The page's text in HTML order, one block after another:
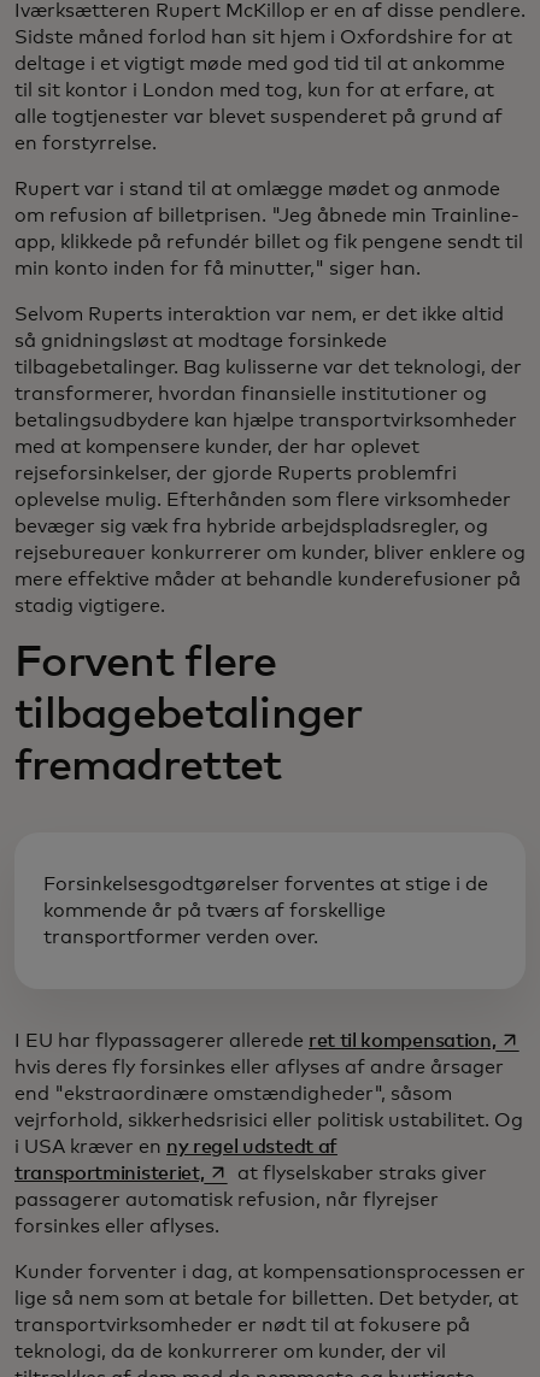
Iværksætteren Rupert McKillop er en af disse pendlere.
Sidste måned forlod han sit hjem i Oxfordshire for at
deltage i et vigtigt møde med god tid til at ankomme
til sit kontor i London med tog, kun for at erfare, at
alle togtjenester var blevet suspenderet på grund af
en forstyrrelse.
Rupert var i stand til at omlægge mødet og anmode
om refusion af billetprisen. "Jeg åbnede min Trainline-
app, klikkede på refundér billet og fik pengene sendt til
min konto inden for få minutter," siger han.
Selvom Ruperts interaktion var nem, er det ikke altid
så gnidningsløst at modtage forsinkede
tilbagebetalinger. Bag kulisserne var det teknologi, der
transformerer, hvordan finansielle institutioner og
betalingsudbydere kan hjælpe transportvirksomheder
med at kompensere kunder, der har oplevet
rejseforsinkelser, der gjorde Ruperts problemfri
oplevelse mulig. Efterhånden som flere virksomheder
bevæger sig væk fra hybride arbejdspladsregler, og
rejsebureauer konkurrerer om kunder, bliver enklere og
mere effektive måder at behandle kunderefusioner på
stadig vigtigere.
Forvent flere
tilbagebetalinger
fremadrettet
Forsinkelsesgodtgørelser forventes at stige i de
kommende år på tværs af forskellige
transportformer verden over.
I EU har flypassagerer allerede ret til kompensation,
hvis deres fly forsinkes eller aflyses af andre årsager
end "ekstraordinære omstændigheder", såsom
vejrforhold, sikkerhedsrisici eller politisk ustabilitet. Og
i USA kræver en ny regel udstedt af
transportministeriet, opens in a new tab
at flyselskaber straks giver
passagerer automatisk refusion, når flyrejser
forsinkes eller aflyses.
Kunder forventer i dag, at kompensationsprocessen er
lige så nem som at betale for billetten. Det betyder, at
transportvirksomheder er nødt til at fokusere på
teknologi, da de konkurrerer om kunder, der vil